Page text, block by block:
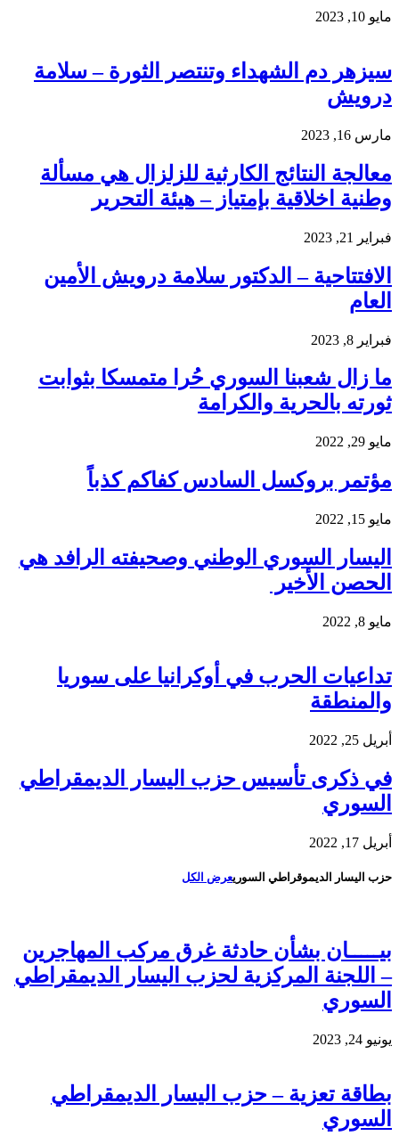
مايو 10, 2023
سيزهر دم الشهداء وتنتصر الثورة – سلامة
درويش
مارس 16, 2023
معالجة النتائج الكارثية للزلزال هي مسألة
وطنية اخلاقية بإمتياز – هيئة التحرير
فبراير 21, 2023
الافتتاحية – الدكتور سلامة درويش الأمين
العام
فبراير 8, 2023
ما زال شعبنا السوري حُرا متمسكا بثوابت
ثورته بالحرية والكرامة
مايو 29, 2022
مؤتمر بروكسل السادس كفاكم كذباً
مايو 15, 2022
اليسار السوري الوطني وصحيفته الرافد هي
الحصن الأخير
مايو 8, 2022
تداعيات الحرب في أوكرانيا على سوريا
والمنطقة
أبريل 25, 2022
في ذكرى تأسيس حزب اليسار الديمقراطي
السوري
أبريل 17, 2022
حزب اليسار الديموقراطي السوريعرض الكل
بيـــــان بشأن حادثة غرق مركب المهاجرين
– اللجنة المركزية لحزب اليسار الديمقراطي
السوري
يونيو 24, 2023
بطاقة تعزية – حزب اليسار الديمقراطي
السوري